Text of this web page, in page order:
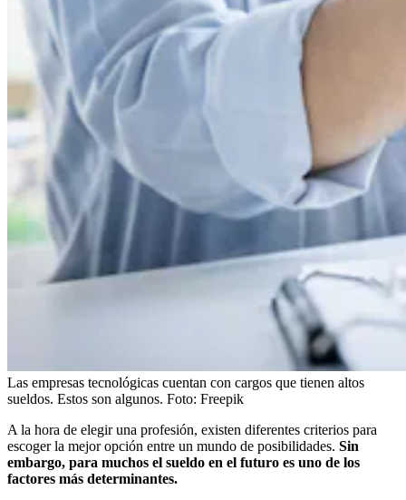
Las empresas tecnológicas cuentan con cargos que tienen altos
sueldos. Estos son algunos. Foto: Freepik
A la hora de elegir una profesión, existen diferentes criterios para
escoger la mejor opción entre un mundo de posibilidades. Sin
embargo, para muchos el sueldo en el futuro es uno de los
factores más determinantes.